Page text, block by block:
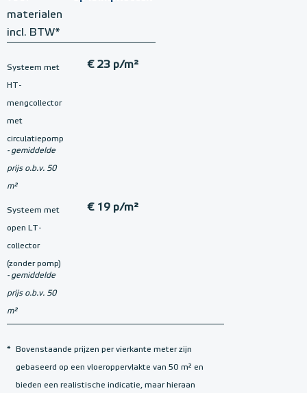
materialen
incl. BTW*
Systeem met
HT-
mengcollector
met
circulatiepomp
€ 23 p/m²
- gemiddelde
prijs o.b.v. 50
m²
Systeem met
open LT-
collector
(zonder pomp)
€ 19 p/m²
- gemiddelde
prijs o.b.v. 50
m²
* Bovenstaande prijzen per vierkante meter zijn
gebaseerd op een vloeroppervlakte van 50 m² en
bieden een realistische indicatie, maar hieraan